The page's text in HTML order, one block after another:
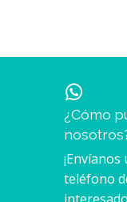
¿Cómo
teléfono